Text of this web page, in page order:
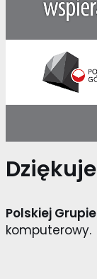
Polskiej
komputerowy.